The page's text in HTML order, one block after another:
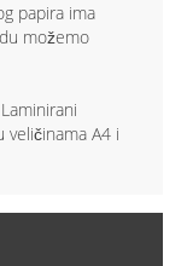
papira ima
možemo
veličinama A4 i